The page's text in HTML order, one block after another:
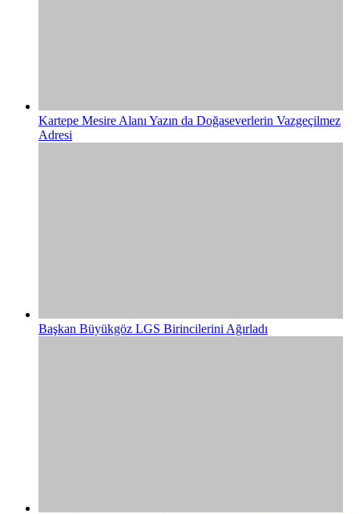
Kartepe Mesire Alanı Yazın da Doğaseverlerin Vazgeçilmez
Adresi
Başkan Büyükgöz LGS Birincilerini Ağırladı